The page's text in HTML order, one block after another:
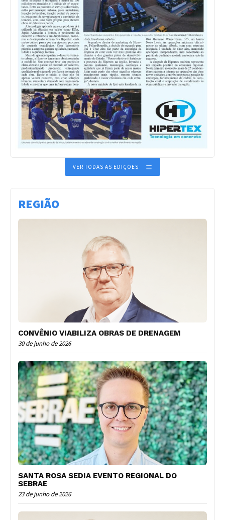
VER TODAS AS EDIÇÕES
REGIÃO
CONVÊNIO VIABILIZA OBRAS DE DRENAGEM
30 de junho de 2026
SANTA ROSA SEDIA EVENTO REGIONAL DO
SEBRAE
23 de junho de 2026